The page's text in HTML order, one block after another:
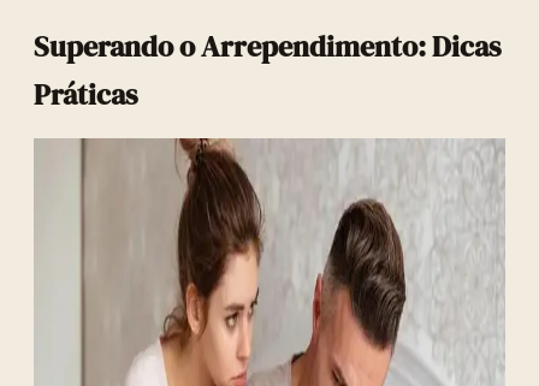
Superando o Arrependimento: Dicas
Práticas